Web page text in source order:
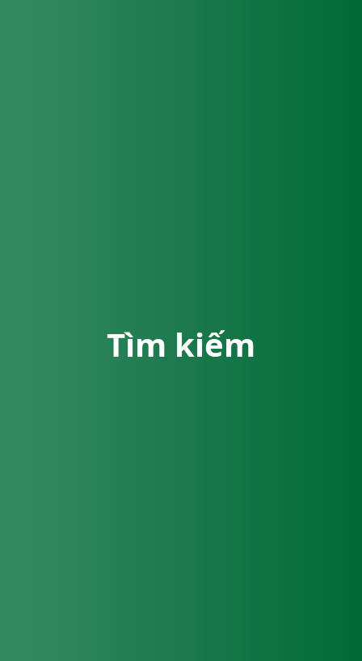
Tìm kiếm